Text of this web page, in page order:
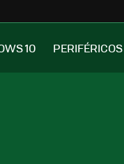
10 PERIFÉRICOS